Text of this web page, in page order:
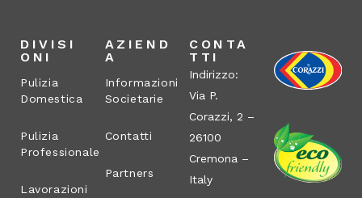
DIVISI
ONI
Pulizia
Domestica
Pulizia
Professionale
Lavorazioni
AZIEND
A
Informazioni
Societarie
Contatti
Partners
CONTA
TTI
Indirizzo:
Via P.
Corazzi, 2 –
26100
Cremona –
Italy